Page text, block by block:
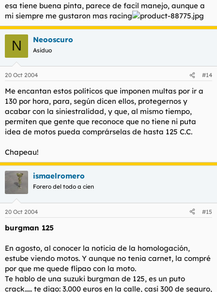
esa tiene buena pinta, parece de facil manejo, aunque a
mi siempre me gustaron mas racing
N Neooscuro
Asiduo
20 Oct 2004 #14
Me encantan estos políticos que imponen multas por ir a
130 por hora, para, según dicen ellos, protegernos y
acabar con la siniestralidad, y que, al mismo tiempo,
permiten que gente que reconoce que no tiene ni puta
idea de motos pueda comprárselas de hasta 125 C.C.
Chapeau!
ismaelromero
Forero del todo a cien
20 Oct 2004 #15
burgman 125
En agosto, al conocer la noticia de la homologación,
estube viendo motos. Y aunque no tenia carnet, la compré
por que me quede flipao con la moto.
Te hablo de una suzuki burgman de 125, es un puto
crack..... te digo: 3.000 euros en la calle, casi 300 de seguro,